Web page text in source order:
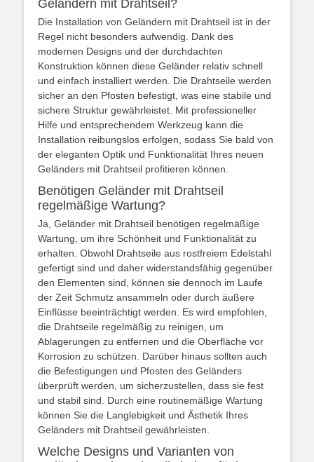
Geländern mit Drahtseil?
Die Installation von Geländern mit Drahtseil ist in der
Regel nicht besonders aufwendig. Dank des
modernen Designs und der durchdachten
Konstruktion können diese Geländer relativ schnell
und einfach installiert werden. Die Drahtseile werden
sicher an den Pfosten befestigt, was eine stabile und
sichere Struktur gewährleistet. Mit professioneller
Hilfe und entsprechendem Werkzeug kann die
Installation reibungslos erfolgen, sodass Sie bald von
der eleganten Optik und Funktionalität Ihres neuen
Geländers mit Drahtseil profitieren können.
Benötigen Geländer mit Drahtseil
regelmäßige Wartung?
Ja, Geländer mit Drahtseil benötigen regelmäßige
Wartung, um ihre Schönheit und Funktionalität zu
erhalten. Obwohl Drahtseile aus rostfreiem Edelstahl
gefertigt sind und daher widerstandsfähig gegenüber
den Elementen sind, können sie dennoch im Laufe
der Zeit Schmutz ansammeln oder durch äußere
Einflüsse beeinträchtigt werden. Es wird empfohlen,
die Drahtseile regelmäßig zu reinigen, um
Ablagerungen zu entfernen und die Oberfläche vor
Korrosion zu schützen. Darüber hinaus sollten auch
die Befestigungen und Pfosten des Geländers
überprüft werden, um sicherzustellen, dass sie fest
und stabil sind. Durch eine routinemäßige Wartung
können Sie die Langlebigkeit und Ästhetik Ihres
Geländers mit Drahtseil gewährleisten.
Welche Designs und Varianten von